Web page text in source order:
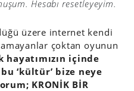
Hesabı resetleyeyim.
üzere internet kendi
çoktan oyunun
hayatımızın içinde
‘kültür’ bize neye
KRONİK BİR